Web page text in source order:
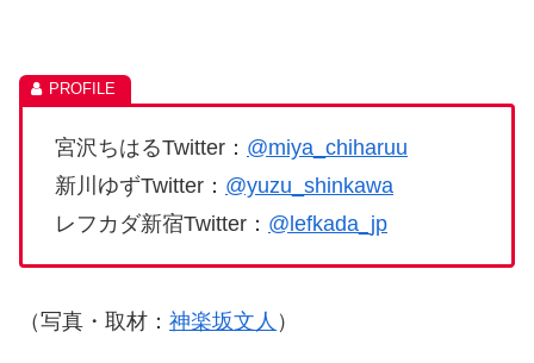
宮沢ちはるTwitter： @miya_chiharuu
新川ゆずTwitter： @yuzu_shinkawa
レフカダ新宿Twitter： @lefkada_jp
（写真・取材： 神楽坂文人 ）